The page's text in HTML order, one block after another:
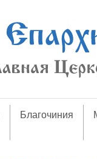
Благочиния